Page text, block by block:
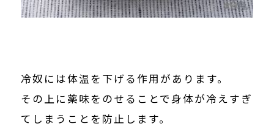
冷奴には体温を下げる作用があります。
その上に薬味をのせることで身体が冷えすぎ
てしまうことを防止します。